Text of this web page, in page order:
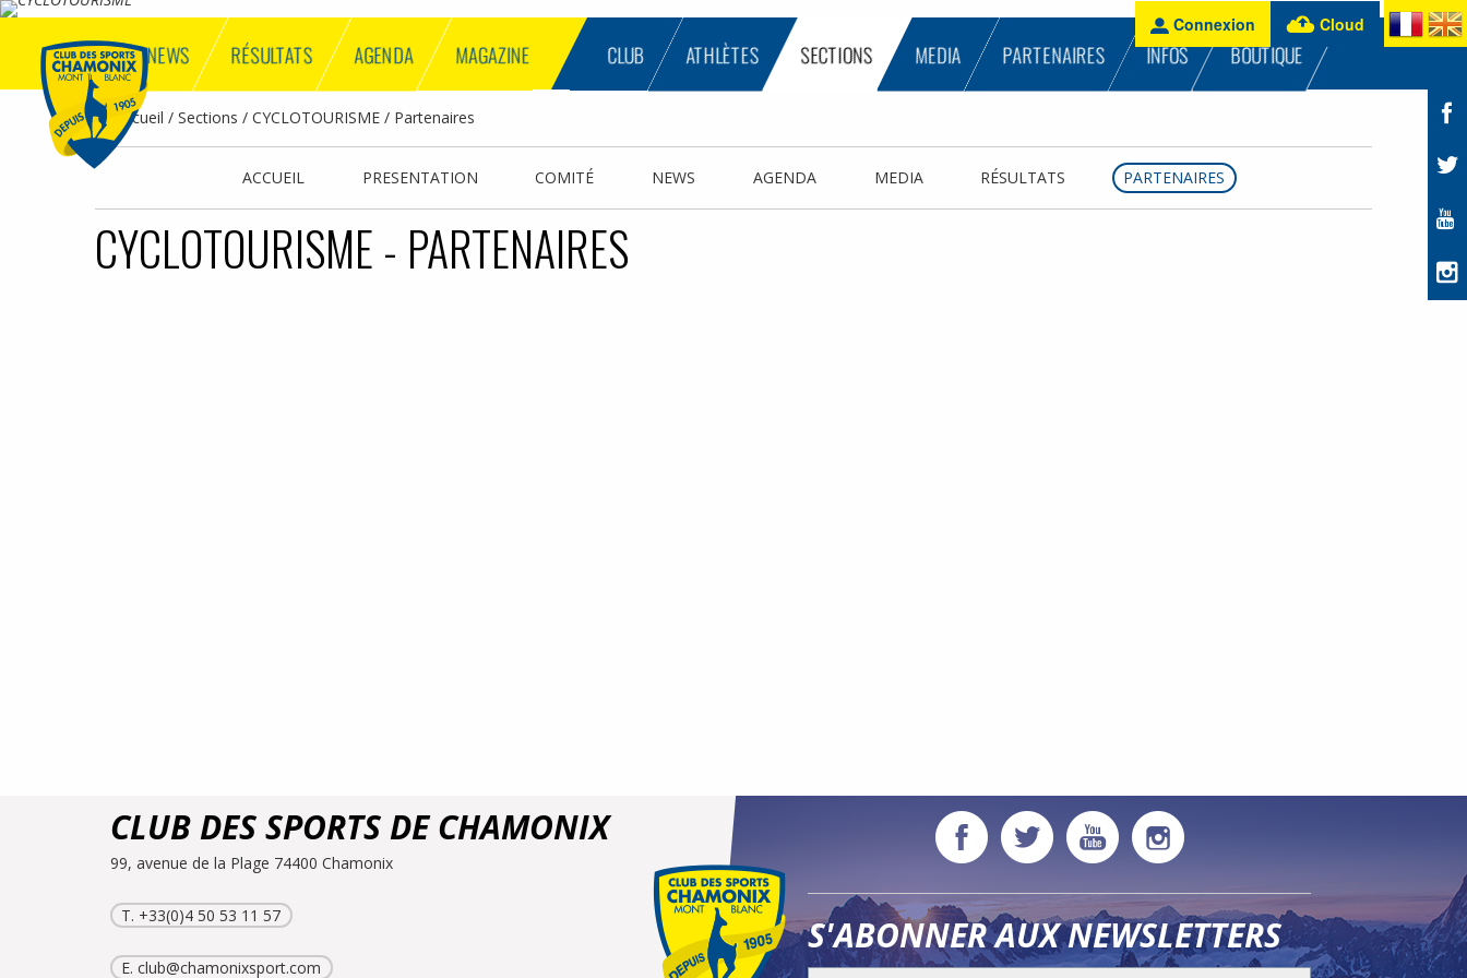
Connexion Cloud
MAGAZINE
AGENDA
RÉSULTATS
NEWS CLUB ATHLÈTES SECTIONS MEDIA PARTENAIRES INFOS BOUTIQUE
Accueil Sections CYCLOTOURISME Partenaires
ACCUEIL PRESENTATION COMITÉ NEWS AGENDA MEDIA RÉSULTATS PARTENAIRES
CYCLOTOURISME - PARTENAIRES
CLUB DES SPORTS DE CHAMONIX
99, avenue de la Plage 74400 Chamonix
T. +33(0)4 50 53 11 57
E.club@chamonixsport.com
S'ABONNER AUX NEWSLETTERS